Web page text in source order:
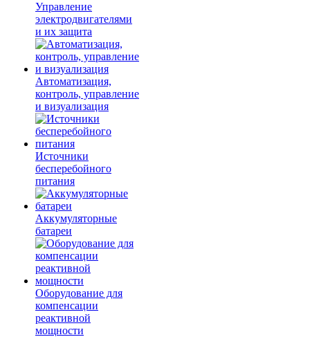
Управление
электродвигателями
и их защита
Автоматизация,
контроль, управление
и визуализация
Источники
бесперебойного
питания
Аккумуляторные
батареи
Оборудование для
компенсации
реактивной
мощности